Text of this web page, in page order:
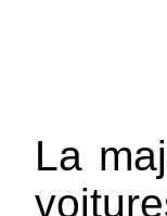
La